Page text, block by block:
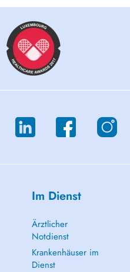
Im Dienst
Ärztlicher
Notdienst
Krankenhäuser im
Dienst